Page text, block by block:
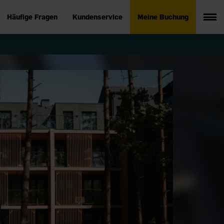
Häufige Fragen Kundenservice Meine Buchung